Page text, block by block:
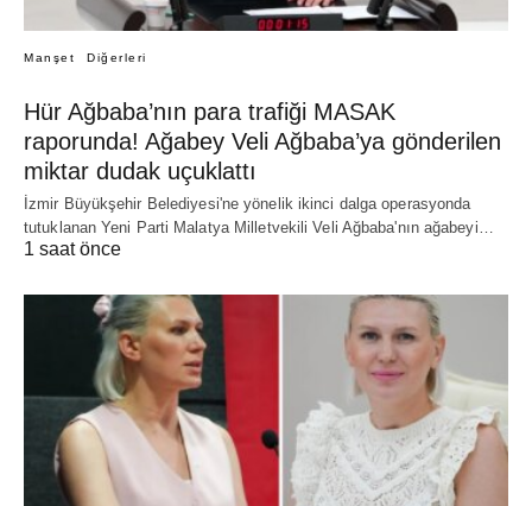
Manşet Diğerleri
Hür Ağbaba’nın para trafiği MASAK
raporunda! Ağabey Veli Ağbaba’ya gönderilen
miktar dudak uçuklattı
İzmir Büyükşehir Belediyesi'ne yönelik ikinci dalga operasyonda
tutuklanan Yeni Parti Malatya Milletvekili Veli Ağbaba'nın ağabeyi…
1 saat önce